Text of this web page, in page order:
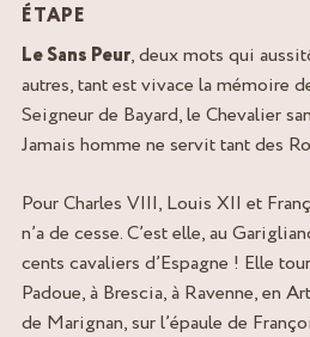
ÉTAPE
Le Sans Peur, deux mots qui
autres, tant est vivace la mémoire
Seigneur de Bayard, le Chevalier
Jamais homme ne servit tant des
Pour Charles VIII, Louis XII et
n’a de cesse. C’est elle, au
cents cavaliers d’Espagne ! Elle
Padoue, à Brescia, à Ravenne, en
de Marignan, sur l’épaule de